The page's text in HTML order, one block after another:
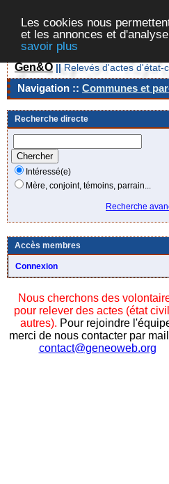
Les cookies nous
et les annonces et
savoir plus
Gen&O || Relevés d'actes d'état-
Navigation :: Communes et
Recherche directe
Intéressé(e)
Mère, conjoint, témoins, parrain...
Recherche
Accès membres
Connexion
Nous cherchons des
pour relever des actes (état
autres). Pour rejoindre
merci de nous contacter par
contact@geneoweb.org